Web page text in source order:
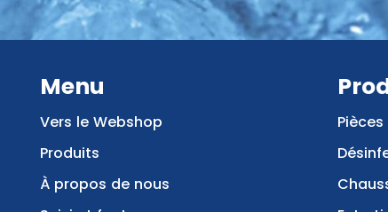
Menu
Vers le Webshop
Produits
À propos de nous